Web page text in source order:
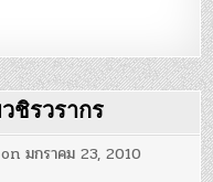
ชิรวรากร
onมกราคม 23, 2010